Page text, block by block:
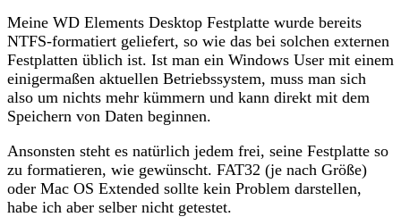
Meine WD Elements Desktop Festplatte wurde bereits
NTFS-formatiert geliefert, so wie das bei solchen externen
Festplatten üblich ist. Ist man ein Windows User mit einem
einigermaßen aktuellen Betriebssystem, muss man sich
also um nichts mehr kümmern und kann direkt mit dem
Speichern von Daten beginnen.
Ansonsten steht es natürlich jedem frei, seine Festplatte so
zu formatieren, wie gewünscht. FAT32 (je nach Größe)
oder Mac OS Extended sollte kein Problem darstellen,
habe ich aber selber nicht getestet.